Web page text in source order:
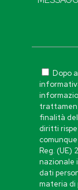
Dopo
finalità
diritti
Reg. (UE)
nazionale
dati
materia di